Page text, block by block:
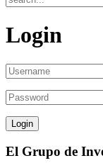
Login
El Grupo de